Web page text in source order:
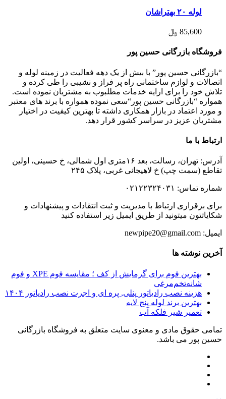
لوله ۲۰ بهتراشان
85,600 ﷼
فروشگاه بازرگانی حسین پور
“بازرگانی حسین پور” با بیش از یک دهه فعالیت در زمینه لوله و
اتصالات و لوازم ساختمانی راه پر فراز و نشیبی را طی کرده و
تلاش خود را برای ارایه خدمات مطلبوب به مشتریان نموده است.
همواره “بازرگانی حسین پور“سعی نموده همواره با برند های معتبر
و مورد اعتماد در بازار همکاری داشته تا بهترین کیفیت در اختیار
مشتریان عزیز در سراسر کشور قرار دهد.
ارتباط با ما
آدرس: تهران، رسالت، بعد ۱۶متری اول شمالی، خ حسینی، اولین
تقاطع (سمت چپ) خ لاهیجانی غربی، پلاک ۲۴۵
شماره تماس: ۰۲۱۲۲۳۲۴۰۳۱
برای برقراری ارتباط با مدیریت و ثبت انتقادات و پیشنهادات و
شکایاتتون میتونید از طریق ایمیل زیر استفاده کنید
ایمیل: newpipe20@gmail.com
آخرین نوشته ها
بهترین فوم برای گرمایش از کف ؛ مقایسه فوم XPE و فوم
شانه‌تخم‌مرغی
هزینه نصب رادیاتور پنلی, پره ای و اجرت نصب رادیاتور ۱۴۰۴
بهترین برند لوله پنج لایه
تعمیر شیر فلکه آب
تمامی حقوق مادی و معنوی سایت متعلق به فروشگاه بازرگانی
حسین پور می باشد.